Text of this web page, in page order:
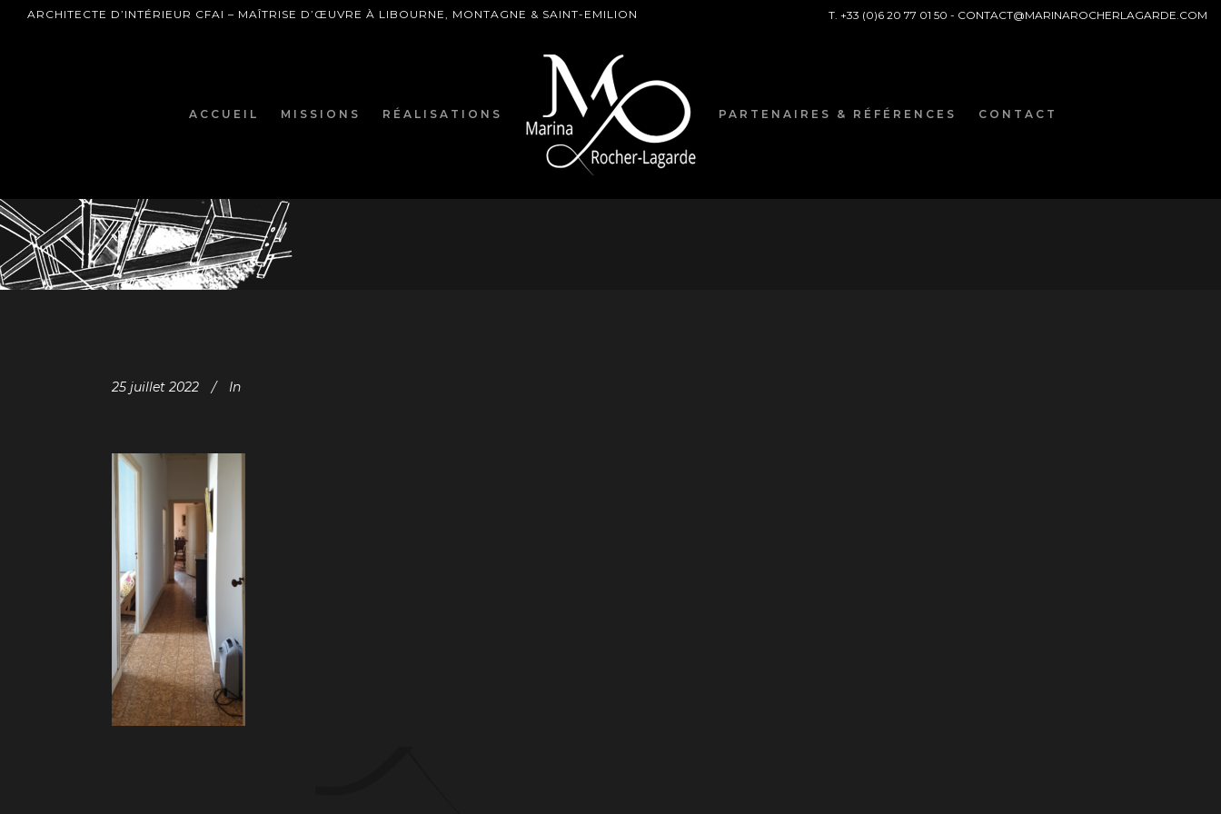
ARCHITECTE D’INTÉRIEUR CFAI – MAÎTRISE D’ŒUVRE À LIBOURNE, MONTAGNE & SAINT-EMILION T. +33 (0)6 20 77 01 50 - CONTACT@MARINAROCHERLAGARDE.COM
ACCUEIL MISSIONS RÉALISATIONS PARTENAIRES & RÉFÉRENCES CONTACT
25 juillet 2022 In